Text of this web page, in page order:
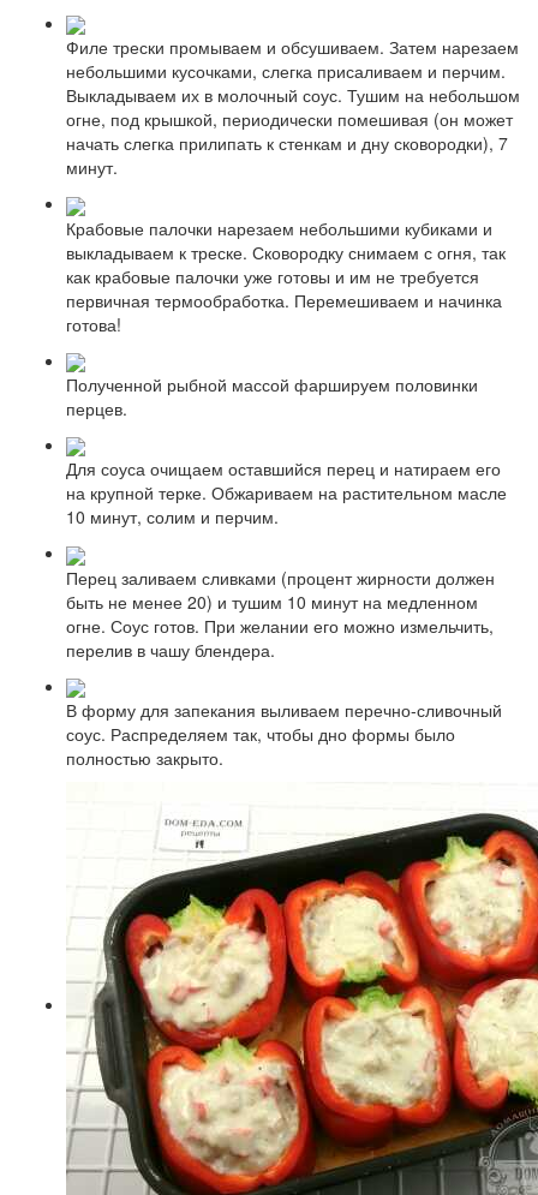
Филе трески промываем и обсушиваем. Затем нарезаем
небольшими кусочками, слегка присаливаем и перчим.
Выкладываем их в молочный соус. Тушим на небольшом
огне, под крышкой, периодически помешивая (он может
начать слегка прилипать к стенкам и дну сковородки), 7
минут.
Крабовые палочки нарезаем небольшими кубиками и
выкладываем к треске. Сковородку снимаем с огня, так
как крабовые палочки уже готовы и им не требуется
первичная термообработка. Перемешиваем и начинка
готова!
Полученной рыбной массой фаршируем половинки
перцев.
Для соуса очищаем оставшийся перец и натираем его
на крупной терке. Обжариваем на растительном масле
10 минут, солим и перчим.
Перец заливаем сливками (процент жирности должен
быть не менее 20) и тушим 10 минут на медленном
огне. Соус готов. При желании его можно измельчить,
перелив в чашу блендера.
В форму для запекания выливаем перечно-сливочный
соус. Распределяем так, чтобы дно формы было
полностью закрыто.